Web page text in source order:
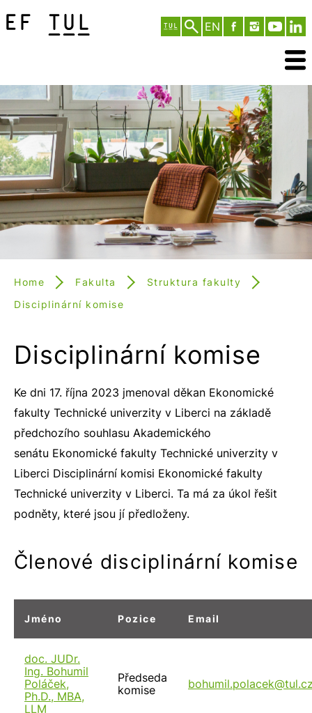
EN
Home Fakulta
Struktura fakulty
Disciplinární komise
Disciplinární komise
Ke dni 17. října 2023 jmenoval děkan Ekonomické
fakulty Technické univerzity v Liberci na základě
předchozího souhlasu Akademického
senátu Ekonomické fakulty Technické univerzity v
Liberci Disciplinární komisi Ekonomické fakulty
Technické univerzity v Liberci. Ta má za úkol řešit
podněty, které jsou jí předloženy.
Členové disciplinární komise
Jméno Pozice Email
doc. JUDr.
Ing. Bohumil
Poláček,
Ph.D., MBA,
LLM
Předseda
komise
bohumil.polacek@